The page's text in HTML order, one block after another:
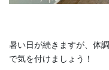
暑い日が続きますが、体
で気を付けましょう！